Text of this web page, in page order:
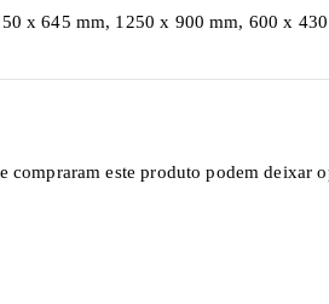
x 645 mm, 1250 x 900 mm, 600 x
compraram este produto podem deixar